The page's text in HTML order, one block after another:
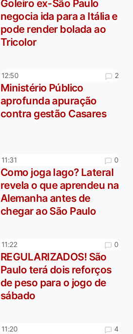
Goleiro ex-São Paulo
negocia ida para a Itália e
pode render bolada ao
Tricolor
12:50 2
Ministério Público
aprofunda apuração
contra gestão Casares
11:31 0
Como joga Iago? Lateral
revela o que aprendeu na
Alemanha antes de
chegar ao São Paulo
11:22 0
REGULARIZADOS! São
Paulo terá dois reforços
de peso para o jogo de
sábado
11:20 4